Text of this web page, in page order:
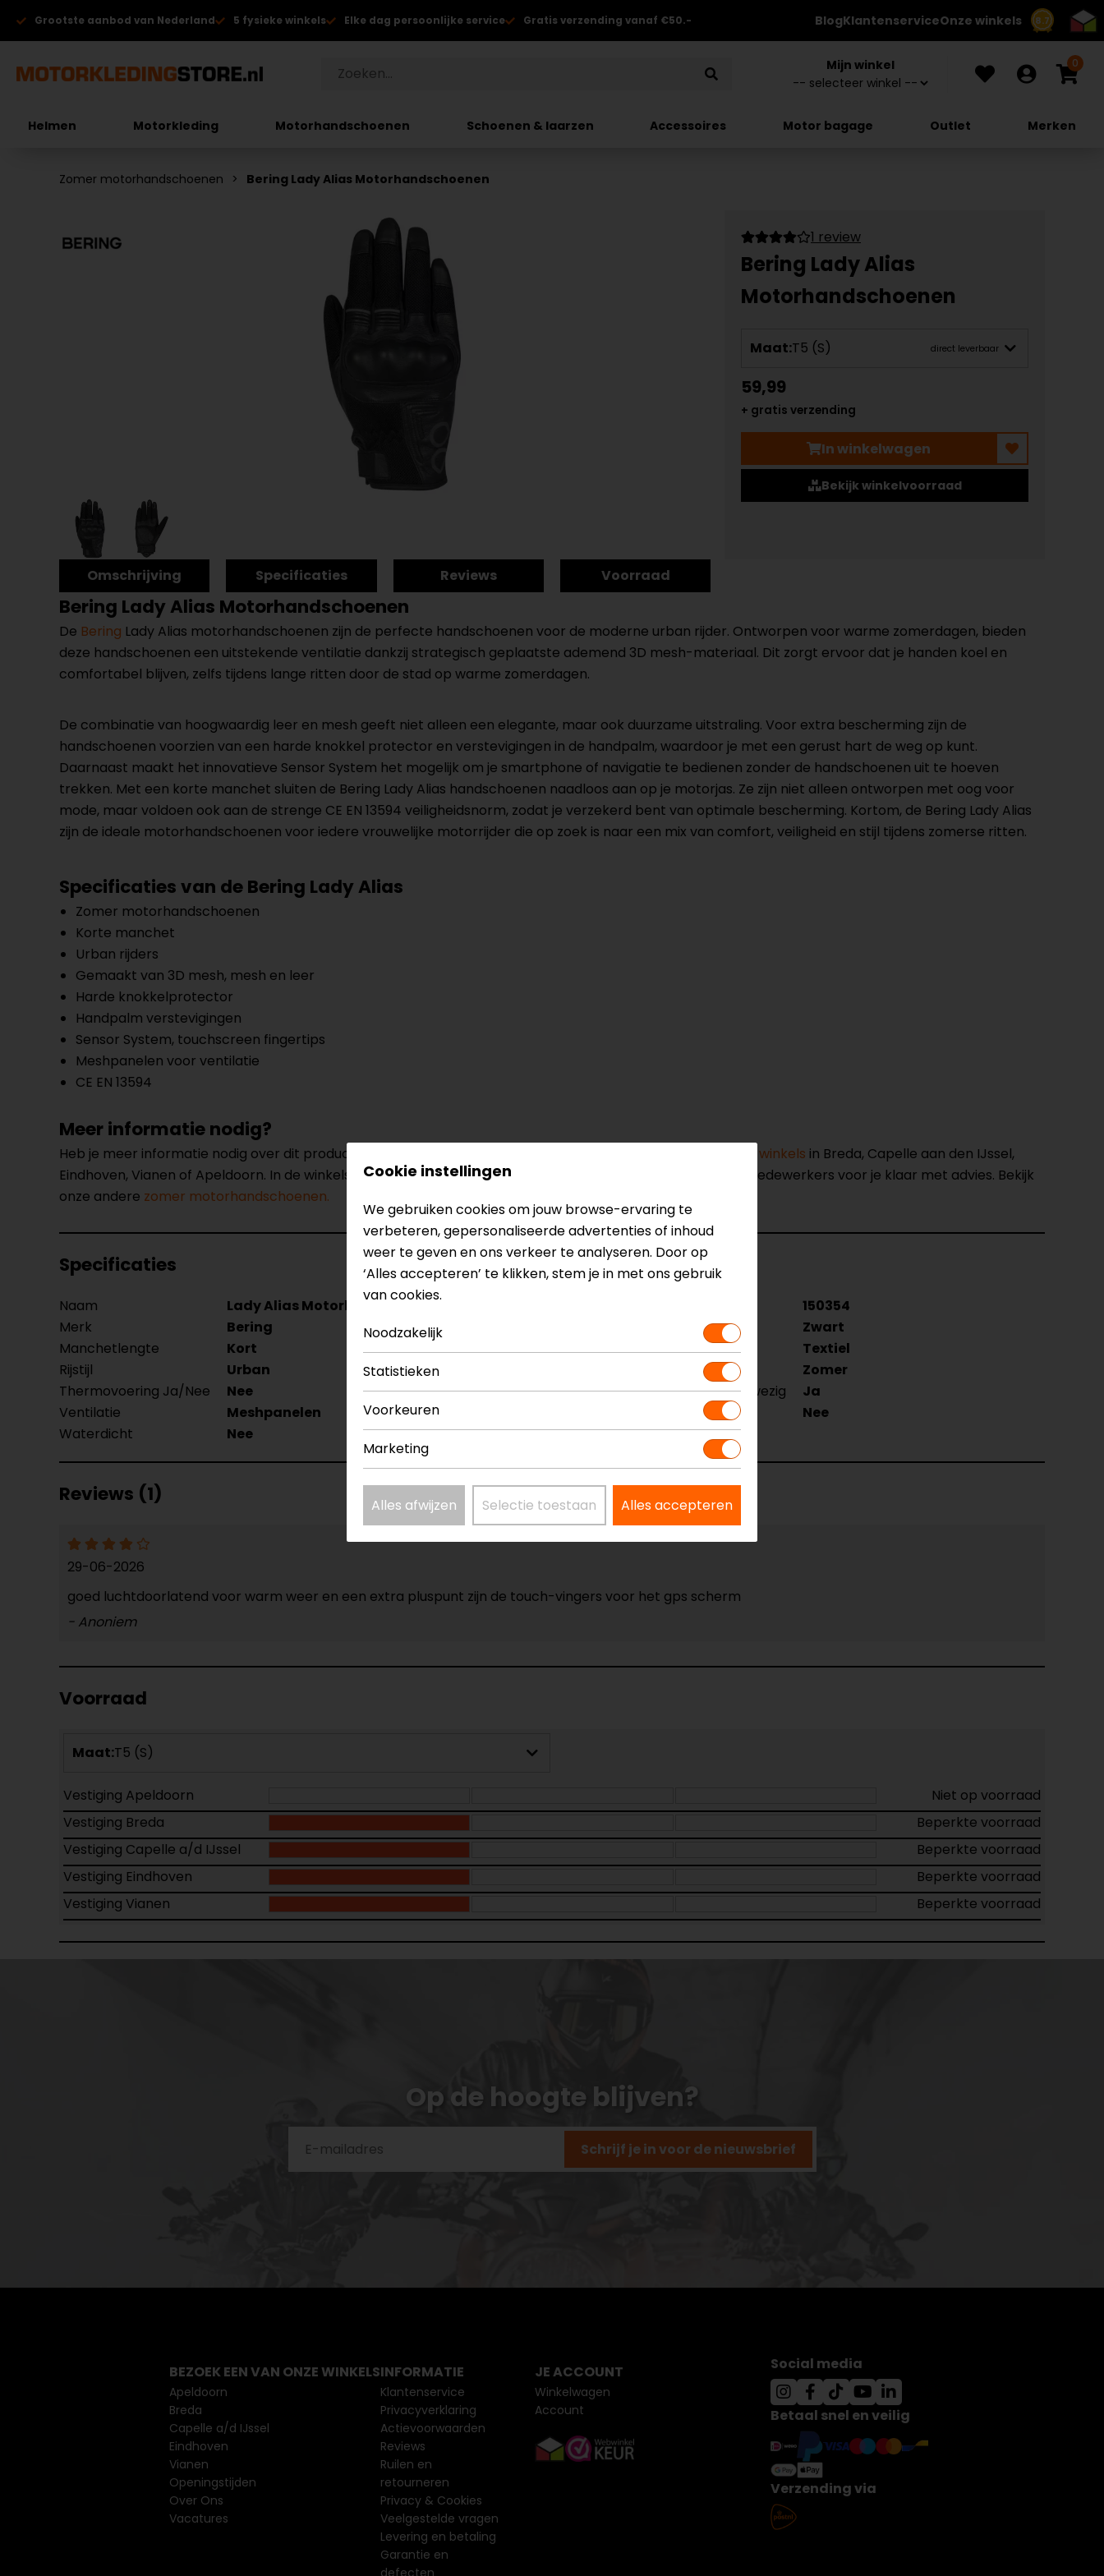
8.7
Grootste aanbod van Nederland 5 fysieke winkels Elke dag persoonlijke service Gratis verzending vanaf €50.- BlogKlantenserviceOnze winkels
Mijn winkel 0
Helmen Motorkleding Motorhandschoenen Schoenen & laarzen Accessoires Motor bagage Outlet Merken
Zomer motorhandschoenen Bering Lady Alias Motorhandschoenen
1 review
Bering Lady Alias
Motorhandschoenen
Maat:T5 (S) direct leverbaar
59,99
+ gratis verzending
In winkelwagen
Bekijk winkelvoorraad
Omschrijving Specificaties Reviews Voorraad
Bering Lady Alias Motorhandschoenen
De Bering Lady Alias motorhandschoenen zijn de perfecte handschoenen voor de moderne urban rijder. Ontworpen voor warme zomerdagen, bieden
deze handschoenen een uitstekende ventilatie dankzij strategisch geplaatste ademend 3D mesh-materiaal. Dit zorgt ervoor dat je handen koel en
comfortabel blijven, zelfs tijdens lange ritten door de stad op warme zomerdagen.
De combinatie van hoogwaardig leer en mesh geeft niet alleen een elegante, maar ook duurzame uitstraling. Voor extra bescherming zijn de
handschoenen voorzien van een harde knokkel protector en verstevigingen in de handpalm, waardoor je met een gerust hart de weg op kunt.
Daarnaast maakt het innovatieve Sensor System het mogelijk om je smartphone of navigatie te bedienen zonder de handschoenen uit te hoeven
trekken. Met een korte manchet sluiten de Bering Lady Alias handschoenen naadloos aan op je motorjas. Ze zijn niet alleen ontworpen met oog voor
mode, maar voldoen ook aan de strenge CE EN 13594 veiligheidsnorm, zodat je verzekerd bent van optimale bescherming. Kortom, de Bering Lady Alias
zijn de ideale motorhandschoenen voor iedere vrouwelijke motorrijder die op zoek is naar een mix van comfort, veiligheid en stijl tijdens zomerse ritten.
Specificaties van de Bering Lady Alias
Zomer motorhandschoenen
Korte manchet
Urban rijders
Gemaakt van 3D mesh, mesh en leer
Harde knokkelprotector
Handpalm verstevigingen
Sensor System, touchscreen fingertips
Meshpanelen voor ventilatie
CE EN 13594
Meer informatie nodig?
Heb je meer informatie nodig over dit product? Neem dan onze winkels in Breda, Capelle aan den IJssel,
Eindhoven, Vianen of Apeldoorn. In de winkels kun je het product bekijken & passen en staan onze verkoopmedewerkers voor je klaar met advies. Bekijk
onze andere zomer motorhandschoenen.
Specificaties
Naam Lady Alias Motorhandschoenen
150354
Merk
Bering
Zwart
Manchetlengte
Kort Materiaal
Textiel
Rijstijl
Urban Seizoen
Zomer
Thermovoering Ja/Nee
Nee Touch tip aanwezig
Ja
Ventilatie
Meshpanelen Vizier wisser
Nee
Waterdicht
Nee
Reviews (1)
29-06-2026
goed luchtdoorlatend voor warm weer en een extra pluspunt zijn de touch-vingers voor het gps scherm
- Anoniem
Voorraad
Maat:T5 (S)
Vestiging Apeldoorn
Niet op voorraad
Vestiging Breda
Beperkte voorraad
Vestiging Capelle a/d IJssel
Beperkte voorraad
Vestiging Eindhoven
Beperkte voorraad
Vestiging Vianen
Beperkte voorraad
Op de hoogte blijven?
Schrijf je in voor de nieuwsbrief
Cookie instellingen
We gebruiken cookies om jouw browse-ervaring te
verbeteren, gepersonaliseerde advertenties of inhoud
weer te geven en ons verkeer te analyseren. Door op
‘Alles accepteren’ te klikken, stem je in met ons gebruik
van cookies.
Noodzakelijk
Statistieken
Voorkeuren
Marketing
Alles afwijzen Selectie toestaan Alles accepteren
BEZOEK EEN VAN ONZE WINKELS
Apeldoorn
Breda
Capelle a/d IJssel
Eindhoven
Vianen
Openingstijden
Over Ons
Vacatures
INFORMATIE
Klantenservice
Privacyverklaring
Actievoorwaarden
Reviews
Ruilen en
retourneren
Privacy & Cookies
Veelgestelde vragen
Levering en betaling
Garantie en
defecten
JE ACCOUNT
Winkelwagen
Account
Social media
Betaal snel en veilig
Verzending via